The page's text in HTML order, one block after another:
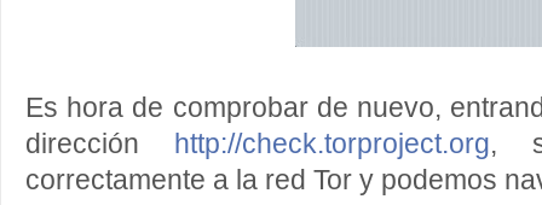
Es hora de comprobar de nuevo,
dirección
http://check.torproject.org,
correctamente a la red Tor y podemos